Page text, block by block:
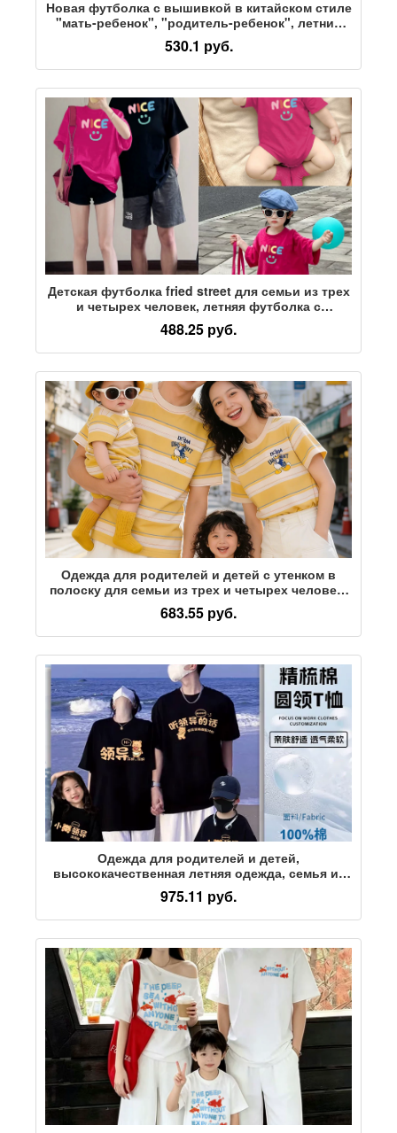
Новая футболка с вышивкой в китайском стиле
"мать-ребенок", "родитель-ребенок", летний
стиль, семья из трех человек, семейный
портрет годовалого ребенка, одежда в канун
Нового года
530.1 руб.
Детская футболка fried street для семьи из трех
и четырех человек, летняя футболка с
короткими рукавами для мамы, дочки,
младенца, мальчика, сокровища, одежда для
девочек
488.25 руб.
Одежда для родителей и детей с утенком в
полоску для семьи из трех и четырех человек:
летние футболки, детские комбинезоны,
ползунки, трендовая одежда для семьи
683.55 руб.
Одежда для родителей и детей,
высококачественная летняя одежда, семья из
трех и четырех человек, летняя женская одежда
для матери и ребенка, новая модная хлопковая
футболка с короткими рукавами 2026 года
975.11 руб.